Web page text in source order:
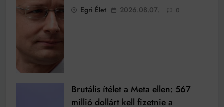
Egri Élet 2026.08.07. 0
Brutális ítélet a Meta ellen: 567
millió dollárt kell fizetnie a